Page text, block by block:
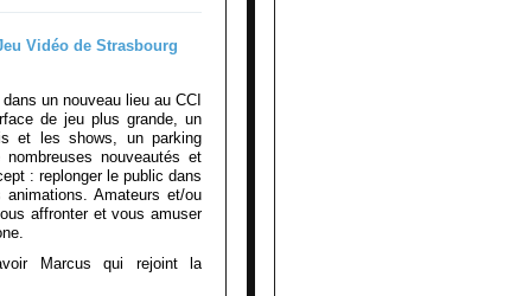
dans un nouveau lieu au CCI
de jeu plus grande, un
et les shows, un parking
nouveautés et
: replonger le public dans
animations. Amateurs et/ou
affronter et vous amuser
Marcus qui rejoint la